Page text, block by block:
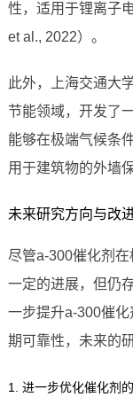
性，适用于锂离子
et al., 2022）。
此外，上海交通大
节能领域，开发了
能够在极端气候条
用于建筑物的外墙
未来研究方向与改
尽管a-300催化剂
一定的进展，但仍
一步提升a-300催
期可靠性，未来的
1. 进一步优化催化剂